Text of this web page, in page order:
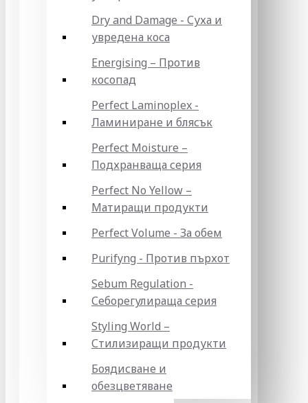
Dry and Damage - Суха и
увредена коса
Energising – Против
косопад
Perfect Laminoplex -
Ламиниране и блясък
Perfect Moisture –
Подхранваща серия
Perfect No Yellow –
Матиращи продукти
Perfect Volume - За обем
Purifyng - Против пърхот
Sebum Regulation -
Себорегулираща серия
Styling World –
Стилизиращи продукти
Боядисване и
обезцветяване